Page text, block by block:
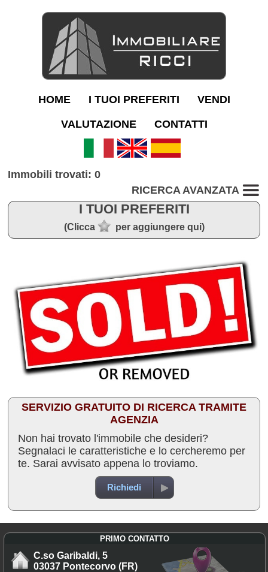
HOME I TUOI PREFERITI VENDI
VALUTAZIONE CONTATTI
Immobili trovati: 0
RICERCA AVANZATA
I TUOI PREFERITI
(Clicca per aggiungere qui)
SERVIZIO GRATUITO DI RICERCA TRAMITE
AGENZIA
Non hai trovato l'immobile che desideri?
Segnalaci le caratteristiche e lo cercheremo per
te. Sarai avvisato appena lo troviamo.
Richiedi
PRIMO CONTATTO
C.so Garibaldi, 5
03037 Pontecorvo (FR)